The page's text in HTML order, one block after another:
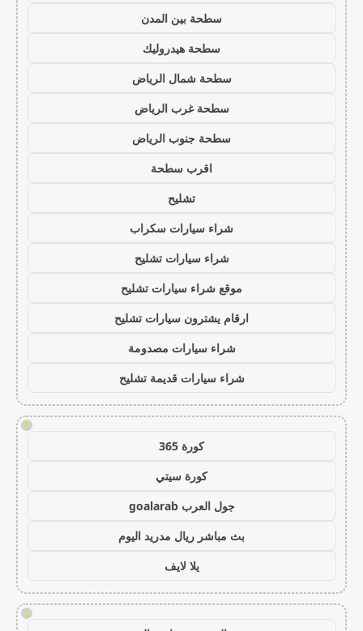
سطحة بين المدن
سطحة هيدروليك
سطحة شمال الرياض
سطحة غرب الرياض
سطحة جنوب الرياض
اقرب سطحة
تشليح
شراء سيارات سكراب
شراء سيارات تشليح
موقع شراء سيارات تشليح
ارقام يشترون سيارات تشليح
شراء سيارات مصدومة
شراء سيارات قديمة تشليح
!
كورة 365
كورة سيتي
جول العرب goalarab
بث مباشر ريال مدريد اليوم
يلا لايف
!